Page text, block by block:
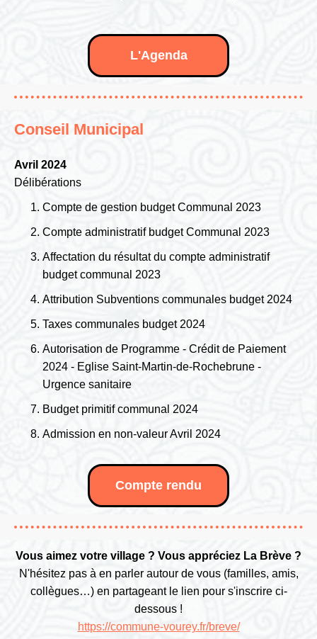
L'Agenda
Conseil Municipal
Avril 2024
Délibérations
Compte de gestion budget Communal 2023
Compte administratif budget Communal 2023
Affectation du résultat du compte administratif
budget communal 2023
Attribution Subventions communales budget 2024
Taxes communales budget 2024
Autorisation de Programme - Crédit de Paiement
2024 - Eglise Saint-Martin-de-Rochebrune -
Urgence sanitaire
Budget primitif communal 2024
Admission en non-valeur Avril 2024
Compte rendu
Vous aimez votre village ? Vous appréciez La Brève ?
N'hésitez pas à en parler autour de vous (familles, amis,
collègues…) en partageant le lien pour s'inscrire ci-
dessous !
https://commune-vourey.fr/breve/